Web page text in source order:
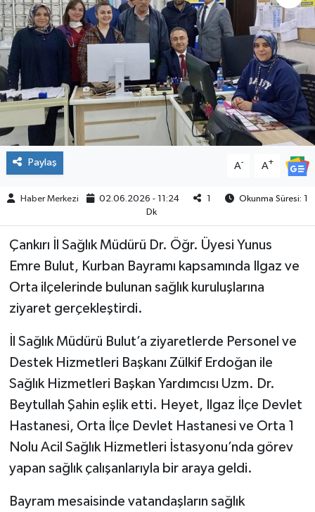
Paylaş A- A+
Haber Merkezi 02.06.2026 - 11:24
Okunma Süresi: 1
Dk
Çankırı İl Sağlık Müdürü Dr. Öğr. Üyesi Yunus
Emre Bulut, Kurban Bayramı kapsamında Ilgaz ve
Orta ilçelerinde bulunan sağlık kuruluşlarına
ziyaret gerçekleştirdi.
İl Sağlık Müdürü Bulut’a ziyaretlerde Personel ve
Destek Hizmetleri Başkanı Zülkif Erdoğan ile
Sağlık Hizmetleri Başkan Yardımcısı Uzm. Dr.
Beytullah Şahin eşlik etti. Heyet, Ilgaz İlçe Devlet
Hastanesi, Orta İlçe Devlet Hastanesi ve Orta 1
Nolu Acil Sağlık Hizmetleri İstasyonu’nda görev
yapan sağlık çalışanlarıyla bir araya geldi.
Bayram mesaisinde vatandaşların sağlık
İLÇELER
RESMİ İLANLAR
KÜLTÜR
TURİZM
MAGAZİN
VEFAT
BÖLGE
TÜRKİYE
DÜNYA